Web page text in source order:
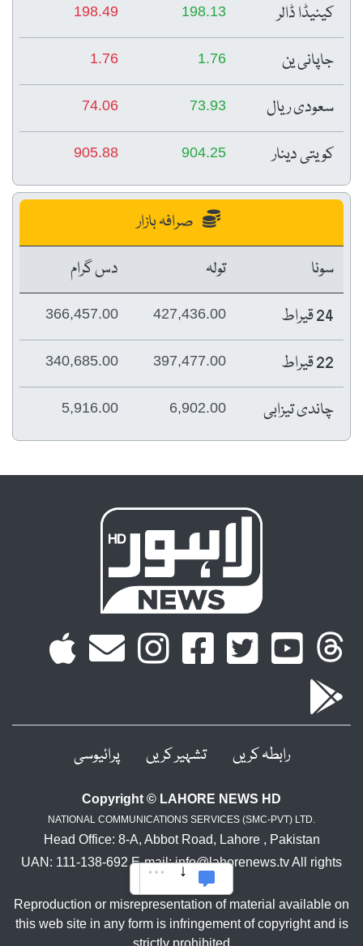
کینیڈا ڈالر 198.13
198.49
جاپانی ین 1.76
1.76
سعودی ریال 73.93
74.06
کویتی دینار 904.25
905.88
صرافہ بازار
سونا
تولہ
دس گرام
24 قیراط
427,436.00
366,457.00
22 قیراط 397,477.00
340,685.00
چاندی تیزابی 6,902.00
5,916.00
رابطہ کریں تشہیر کریں پرائیوسی
Copyright © LAHORE NEWS HD
NATIONAL COMMUNICATIONS SERVICES (SMC-PVT) LTD.
Head Office: 8-A, Abbot Road, Lahore , Pakistan
UAN: 111-138-692 E-mail: info@lahorenews.tv All rights
reserved.
Reproduction or misrepresentation of material available on
this web site in any form is infringement of copyright and is
strictly prohibited